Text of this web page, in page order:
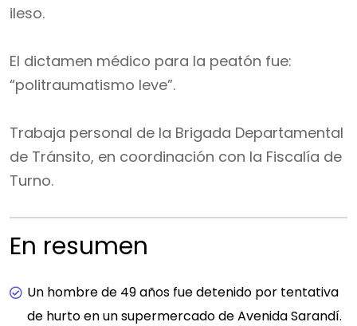
ileso.
El dictamen médico para la peatón fue:
“politraumatismo leve”.
Trabaja personal de la Brigada Departamental
de Tránsito, en coordinación con la Fiscalía de
Turno.
En resumen
Un hombre de 49 años fue detenido por tentativa
de hurto en un supermercado de Avenida Sarandí.